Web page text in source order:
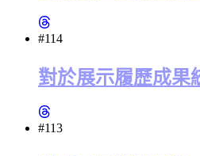
#114
對於展示履歷成果
#113